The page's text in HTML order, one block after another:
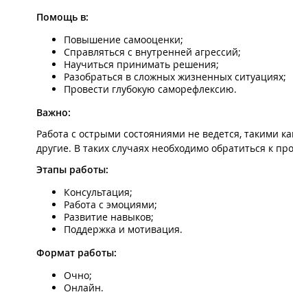
Помощь в:
Повышение самооценки;
Справляться с внутренней агрессий;
Научиться принимать решения;
Разобраться в сложных жизненных ситуациях;
Провести глубокую саморефлексию.
Важно:
Работа с острыми состояниями не ведется, такими
другие. В таких случаях необходимо обратиться к
Этапы работы:
Консультация;
Работа с эмоциями;
Развитие навыков;
Поддержка и мотивация.
Формат работы:
Очно;
Онлайн.